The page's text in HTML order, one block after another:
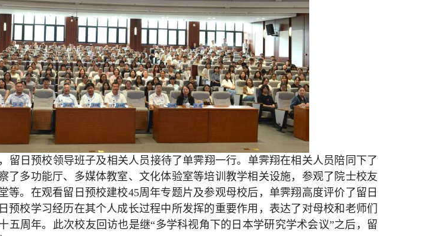
留日预校领导班子及相关人员接待了单霁翔一行。单霁翔在相关人员陪同下了
了多功能厅、多媒体教室、文化体验室等培训教学相关设施，参观了院士校友
等。在观看留日预校建校45周年专题片及参观母校后，单霁翔高度评价了留日
预校学习经历在其个人成长过程中所发挥的重要作用，表达了对母校和老师们
五周年。此次校友回访也是继“多学科视角下的日本学研究学术会议”之后，留